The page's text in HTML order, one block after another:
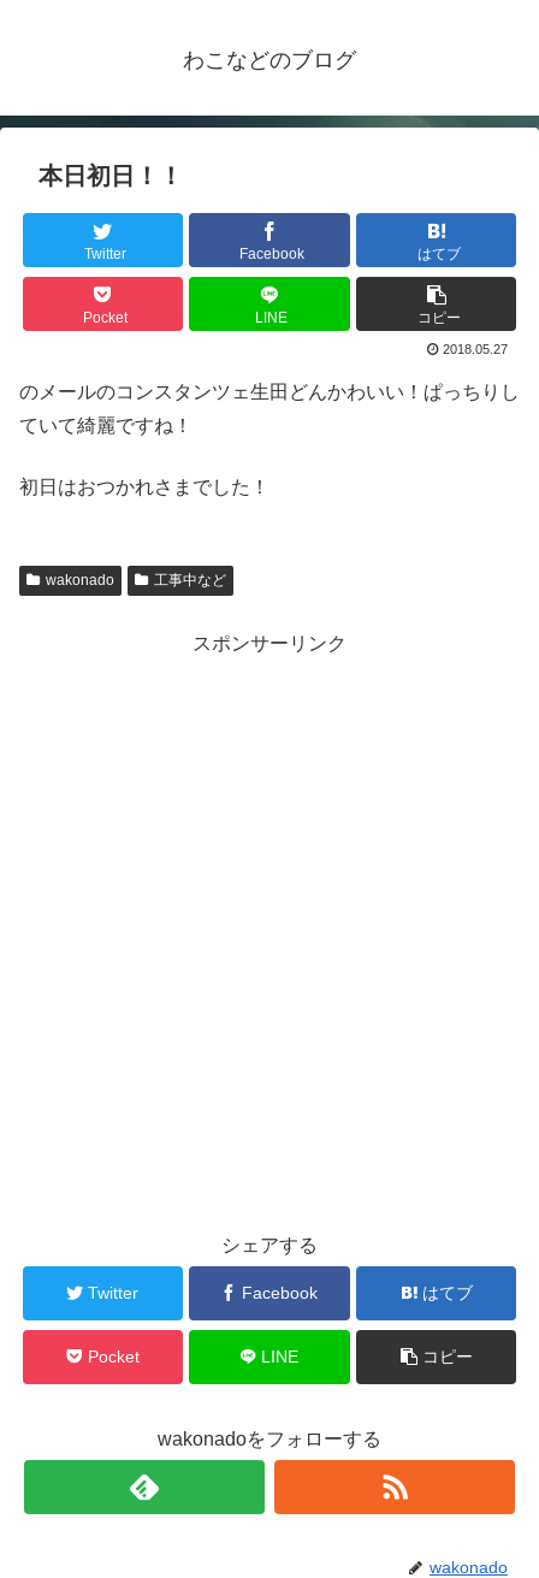
わこなどのブログ
本日初日！！
Twitter Facebook はてブ
Pocket LINE コピー
2018.05.27
のメールのコンスタンツェ生田どんかわいい！ぱっちりし
ていて綺麗ですね！
初日はおつかれさまでした！
wakonado 工事中など
スポンサーリンク
シェアする
Twitter Facebook はてブ
Pocket LINE コピー
wakonadoをフォローする
wakonado